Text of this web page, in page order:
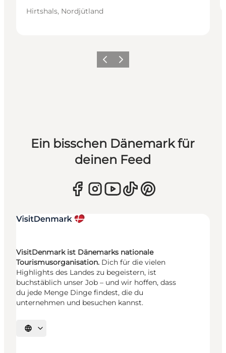
Hirtshals, Nordjütland
ZurückWeiter
Ein bisschen Dänemark für
deinen Feed
VisitDenmark ist Dänemarks nationale
Tourismusorganisation. Dich für die vielen
Highlights des Landes zu begeistern, ist
buchstäblich unser Job – und wir hoffen, dass
du jede Menge Dinge findest, die du
unternehmen und besuchen kannst.
Sprache auswählen